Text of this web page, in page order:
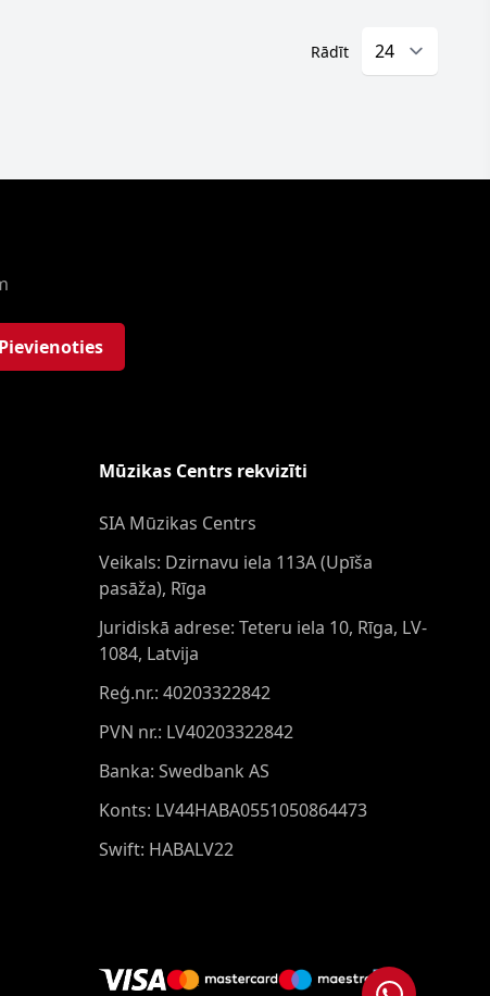
Rādīt
Pievienoties
Mūzikas Centrs rekvizīti
SIA Mūzikas Centrs
Veikals: Dzirnavu iela 113A (Upīša
pasāža), Rīga
Juridiskā adrese: Teteru iela 10, Rīga, LV-
1084, Latvija
Reģ.nr.: 40203322842
PVN nr.: LV40203322842
Banka: Swedbank AS
Konts: LV44HABA0551050864473
Swift: HABALV22